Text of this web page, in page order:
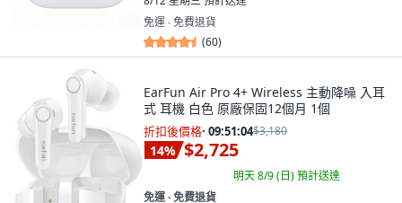
免運 ∙ 免費退貨
(60)
EarFun Air Pro 4+ Wireless 主動降噪 入耳
式 耳機 白色 原廠保固12個月 1個
折扣後價格· 09:51:03$3,180
14% $2,725
明天 8/9 (日)預計送達
免運 ∙ 免費退貨